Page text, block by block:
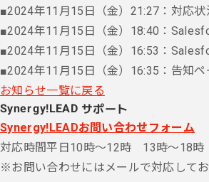
■2024年11月15日（金）21:27：対応状
■2024年11月15日（金）18:40：
■2024年11月15日（金）16:53：
■2024年11月15日（金）16:35：告知ペ
お知らせ一覧に戻る
Synergy!LEAD サポート
Synergy!LEADお問い合わせフォーム
対応時間平日10時～12時 13時～18時
※お問い合わせにはメールで対応してお